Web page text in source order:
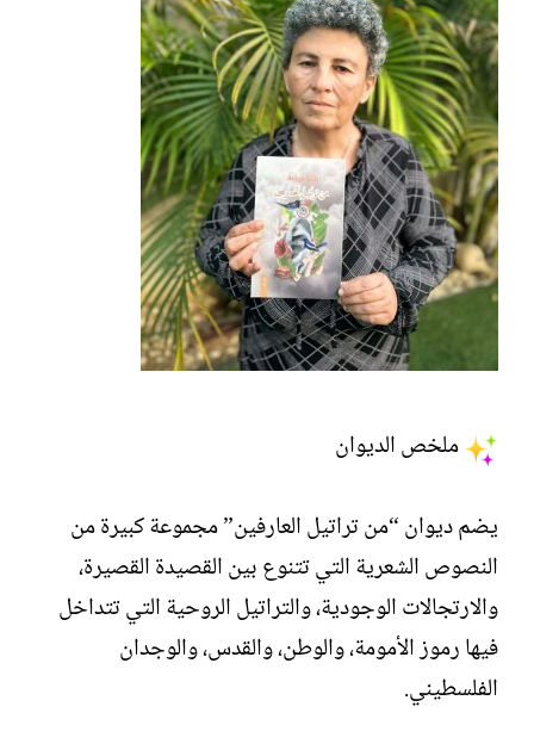
ملخص الديوان
يضم ديوان “من تراتيل العارفين” مجموعة كبيرة من
النصوص الشعرية التي تتنوع بين القصيدة القصيرة،
والارتجالات الوجودية، والتراتيل الروحية التي تتداخل
فيها رموز الأمومة، والوطن، والقدس، والوجدان
الفلسطيني.